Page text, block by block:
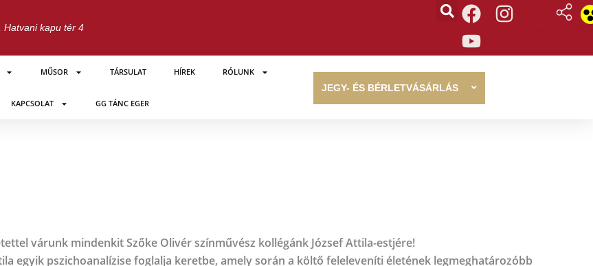
Hatvani kapu tér 4
F
a
c
e
b
o
I
n
Y
o
u
t
u
b
MŰSOR TÁRSULAT HÍREK RÓLUNK
KAPCSOLAT GG TÁNC EGER
JEGY- ÉS BÉRLETVÁSÁRLÁS
várunk mindenkit Szőke Olivér színművész kollégánk József Attila-estjére!
egyik pszichoanalízise foglalja keretbe, amely során a költő feleleveníti életének legmeghatározóbb